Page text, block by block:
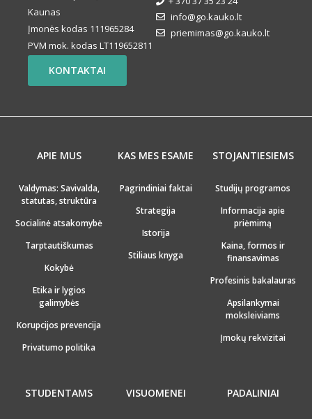
Kaunas
Įmonės kodas 111965284
PVM mok. kodas LT119652811
info@go.kauko.lt
priemimas@go.kauko.lt
KONTAKTAI
APIE MUS
Valdymas: Savivalda,
statutas, struktūra
Socialinė atsakomybė
Tarptautiškumas
Kokybė
Etika ir lygios
galimybės
Korupcijos prevencija
Privatumo politika
KAS MES ESAME
Pagrindiniai faktai
Strategija
Istorija
Stiliaus knyga
STOJANTIESIEMS
Studijų programos
Informacija apie
priėmimą
Kaina, formos ir
finansavimas
Profesinis bakalauras
Apsilankymai
moksleiviams
Įmokų rekvizitai
STUDENTAMS VISUOMENEI PADALINIAI